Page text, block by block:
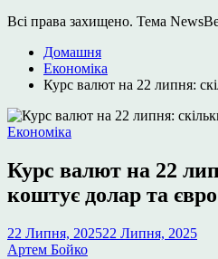
Всі права захищено. Тема
Домашня
Економіка
Курс валют на 22 липня:
Опублікувати
Економіка
Курс валют на 22
коштує долар та євро
22 Липня, 202522 Липня, 2025
Артем Бойко